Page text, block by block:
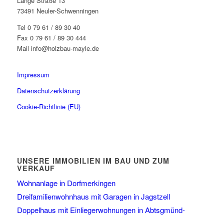
73491 Neuler-Schwenningen
Tel 0 79 61 / 89 30 40
Fax 0 79 61 / 89 30 444
Mail info@holzbau-mayle.de
Impressum
Datenschutzerklärung
Cookie-Richtlinie (EU)
UNSERE IMMOBILIEN IM BAU UND ZUM
VERKAUF
Wohnanlage in Dorfmerkingen
Dreifamilienwohnhaus mit Garagen in Jagstzell
Doppelhaus mit Einliegerwohnungen in Abtsgmünd-